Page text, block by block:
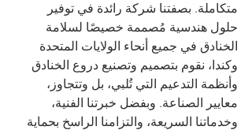
متكاملة. بصفتنا شركة رائدة في توفير
حلول هندسية مُصممة خصيصًا لسلامة
الخنادق في جميع أنحاء الولايات المتحدة
وكندا، نقوم بتصميم وتصنيع دروع الخنادق
وأنظمة التدعيم التي تُلبي، بل وتتجاوز،
معايير الصناعة. وبفضل خبرتنا الفنية،
وخدماتنا السريعة، والتزامنا الراسخ بحماية